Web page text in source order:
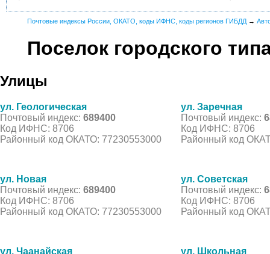
Почтовые индексы России, ОКАТО, коды ИФНС, коды регионов ГИБДД →
Поселок городского
Улицы
ул. Геологическая
Почтовый индекс: 689400
Код ИФНС: 8706
Районный код ОКАТО: 77230553000
ул. Заречная
Почтовый индекс:
Код ИФНС: 8706
Районный код
ул. Новая
Почтовый индекс: 689400
Код ИФНС: 8706
Районный код ОКАТО: 77230553000
ул. Советская
Почтовый индекс:
Код ИФНС: 8706
Районный код
ул. Чаанайская
ул. Школьная